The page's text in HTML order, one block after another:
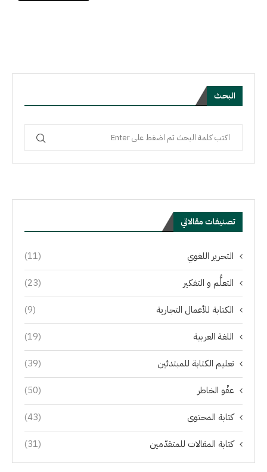
البحث
تصنيفات مقالاتي
التحرير اللغوي (11)
التعلُّم و التفكير (23)
الكتابة للأعمال التجارية (9)
اللغة العربية (19)
تعليم الكتابة للمبتدئين (39)
عفْو الخاطر (50)
كتابة المحتوى (43)
كتابة المقالات للمتقدّمين (31)